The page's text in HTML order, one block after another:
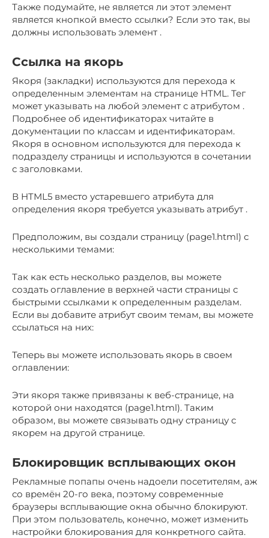
Также подумайте, не является ли этот элемент
является кнопкой вместо ссылки? Если это так, вы
должны использовать элемент .
Ссылка на якорь
Якоря (закладки) используются для перехода к
определенным элементам на странице HTML. Тег
может указывать на любой элемент с атрибутом .
Подробнее об идентификаторах читайте в
документации по классам и идентификаторам.
Якоря в основном используются для перехода к
подразделу страницы и используются в сочетании
с заголовками.
В HTML5 вместо устаревшего атрибута для
определения якоря требуется указывать атрибут .
Предположим, вы создали страницу (page1.html) с
несколькими темами:
Так как есть несколько разделов, вы можете
создать оглавление в верхней части страницы с
быстрыми ссылками к определенным разделам.
Если вы добавите атрибут своим темам, вы можете
ссылаться на них:
Теперь вы можете использовать якорь в своем
оглавлении:
Эти якоря также привязаны к веб-странице, на
которой они находятся (page1.html). Таким
образом, вы можете связывать одну страницу с
якорем на другой странице.
Блокировщик всплывающих окон
Рекламные попапы очень надоели посетителям, аж
со времён 20-го века, поэтому современные
браузеры всплывающие окна обычно блокируют.
При этом пользователь, конечно, может изменить
настройки блокирования для конкретного сайта.